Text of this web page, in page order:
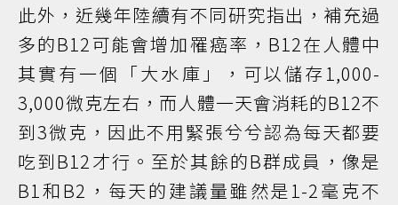
此外，近幾年陸續有不同研究指出，補充過
多的B12可能會增加罹癌率，B12在人體中
其實有一個「大水庫」，可以儲存1,000-
3,000微克左右，而人體一天會消耗的B12不
到3微克，因此不用緊張兮兮認為每天都要
吃到B12才行。至於其餘的B群成員，像是
B1和B2，每天的建議量雖然是1-2毫克不